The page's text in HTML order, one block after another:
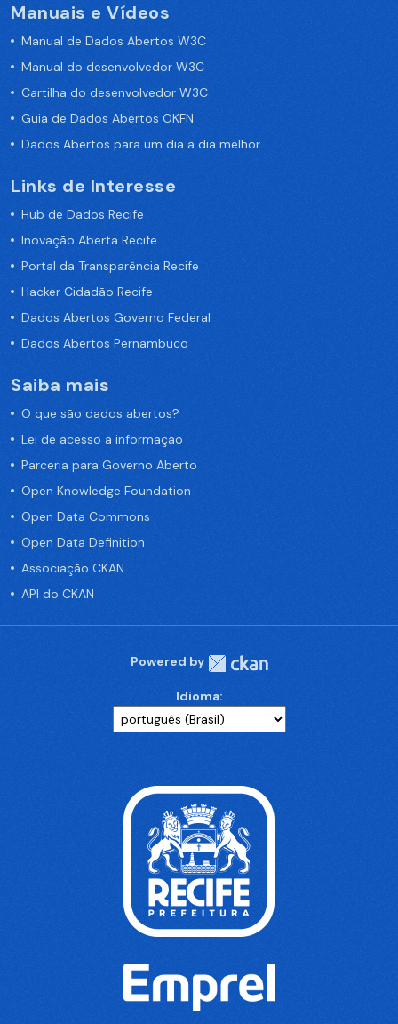
Manuais e Vídeos
Manual de Dados Abertos W3C
Manual do desenvolvedor W3C
Cartilha do desenvolvedor W3C
Guia de Dados Abertos OKFN
Dados Abertos para um dia a dia melhor
Links de Interesse
Hub de Dados Recife
Inovação Aberta Recife
Portal da Transparência Recife
Hacker Cidadão Recife
Dados Abertos Governo Federal
Dados Abertos Pernambuco
Saiba mais
O que são dados abertos?
Lei de acesso a informação
Parceria para Governo Aberto
Open Knowledge Foundation
Open Data Commons
Open Data Definition
Associação CKAN
API do CKAN
Powered by
Idioma